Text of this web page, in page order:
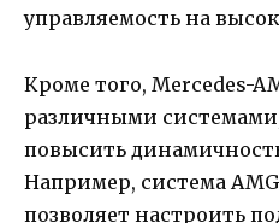
управляемость на
Кроме того, Mercedes-
различными
повысить
Например, система
позволяет настроить